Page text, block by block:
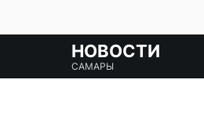
НОВОСТИ
САМАРЫ